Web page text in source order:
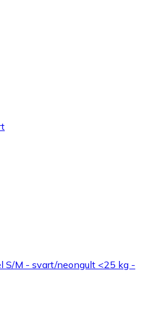
S/M - svart/neongult <25 kg -